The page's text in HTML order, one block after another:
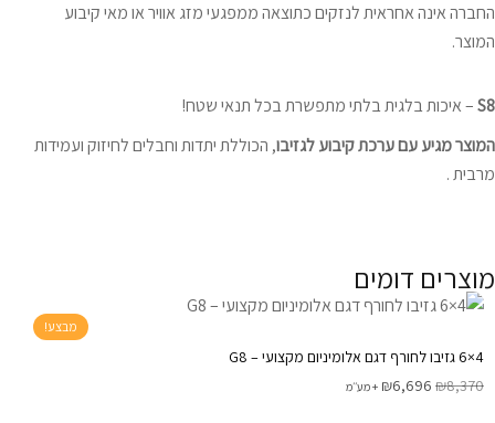
החברה אינה אחראית לנזקים כתוצאה ממפגעי מזג אוויר או מאי קיבוע
המוצר.
S8– איכות בלגית בלתי מתפשרת בכל תנאי שטח!
המוצר מגיע עם ערכת קיבוע לגזיבו, הכוללת יתדות וחבלים לחיזוק ועמידות
מרבית .
מוצרים דומים
מבצע!
4×6 גזיבו לחורף דגם אלומיניום מקצועי – G8
₪8,370
₪6,696 + מע׳׳מ